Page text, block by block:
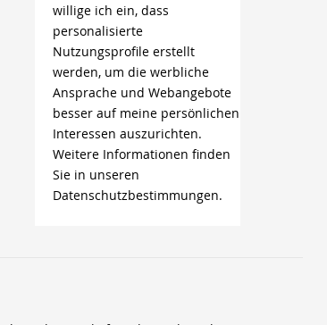
willige ich ein, dass
personalisierte
Nutzungsprofile erstellt
werden, um die werbliche
Ansprache und Webangebote
besser auf meine persönlichen
Interessen auszurichten.
Weitere Informationen finden
Sie in unseren
Datenschutzbestimmungen.